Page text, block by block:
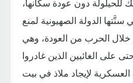
الدولة الصهيونية لمنع
خلال الحرب من العودة، وهي
على الغائبين الذين غادروا
لإيجاد ملاذ في بيت